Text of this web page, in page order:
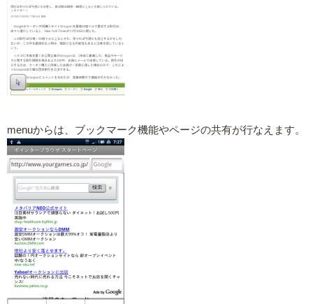
menuからは、ブックマーク機能やページの共有が行なえます。